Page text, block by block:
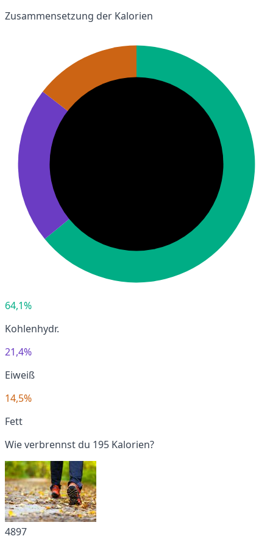
Zusammensetzung der Kalorien
64,1%
Kohlenhydr.
21,4%
Eiweiß
14,5%
Fett
Wie verbrennst du 195 Kalorien?
4897